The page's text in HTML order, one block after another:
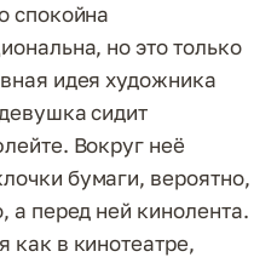
спокойна
но это только
идея художника
сидит
Вокруг неё
бумаги, вероятно,
а перед ней кинолента.
как в кинотеатре,